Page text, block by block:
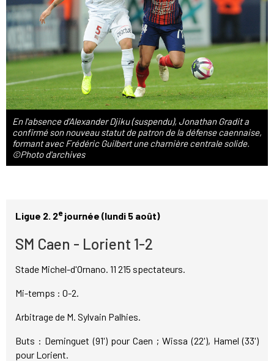
En l'absence d'Alexander Djiku (suspendu), Jonathan Gradit a
confirmé son nouveau statut de patron de la défense caennaise,
formant avec Frédéric Guilbert une charnière centrale solide.
©Photo d'archives
Ligue 2. 2ejournée (lundi 5 août)
SM Caen - Lorient 1-2
Stade Michel-d'Ornano. 11 215 spectateurs.
Mi-temps : 0-2.
Arbitrage de M. Sylvain Palhies.
Buts : Deminguet (91') pour Caen ; Wissa (22'), Hamel (33')
pour Lorient.